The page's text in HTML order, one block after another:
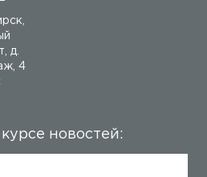
д.
4
новостей: